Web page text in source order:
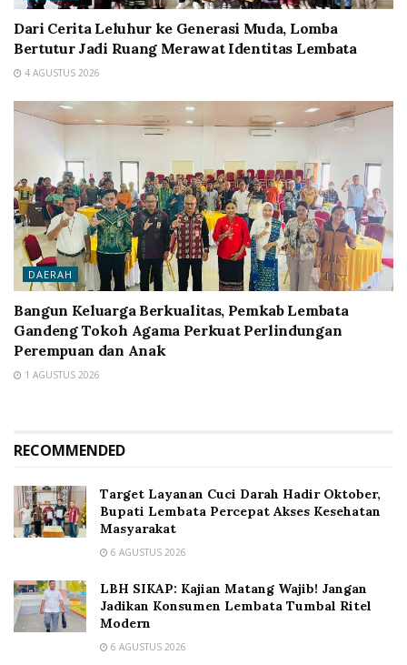
Dari Cerita Leluhur ke Generasi Muda, Lomba
Bertutur Jadi Ruang Merawat Identitas Lembata
4 AGUSTUS 2026
DAERAH
Bangun Keluarga Berkualitas, Pemkab Lembata
Gandeng Tokoh Agama Perkuat Perlindungan
Perempuan dan Anak
1 AGUSTUS 2026
RECOMMENDED
Target Layanan Cuci Darah Hadir Oktober,
Bupati Lembata Percepat Akses Kesehatan
Masyarakat
6 AGUSTUS 2026
LBH SIKAP: Kajian Matang Wajib! Jangan
Jadikan Konsumen Lembata Tumbal Ritel
Modern
6 AGUSTUS 2026